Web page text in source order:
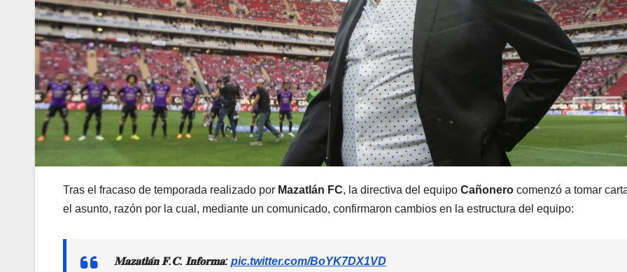
Tras el fracaso de temporada realizado por Mazatlán FC, la directiva del equipo Cañonero comenzó a tomar
el asunto, razón por la cual, mediante un comunicado, confirmaron cambios en la estructura del equipo:
𝐌𝐚𝐳𝐚𝐭𝐥𝐚́𝐧 𝐅.𝐂. 𝐈𝐧𝐟𝐨𝐫𝐦𝐚: pic.twitter.com/BoYK7DX1VD